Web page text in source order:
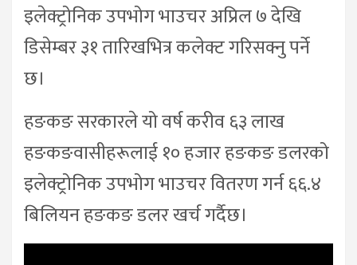
इलेक्ट्रोनिक उपभोग भाउचर अप्रिल ७ देखि
डिसेम्बर ३१ तारिखभित्र कलेक्ट गरिसक्नु पर्ने
छ।
हङकङ सरकारले यो वर्ष करीव ६३ लाख
हङकङवासीहरूलाई १० हजार हङकङ डलरको
इलेक्ट्रोनिक उपभोग भाउचर वितरण गर्न ६६.४
बिलियन हङकङ डलर खर्च गर्दैछ।